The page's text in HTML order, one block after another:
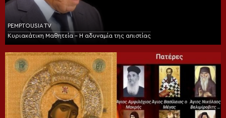
PEMPTOUSIA TV
Κυριακάτικη Μαθητεία – Η αδυναμία της απιστίας